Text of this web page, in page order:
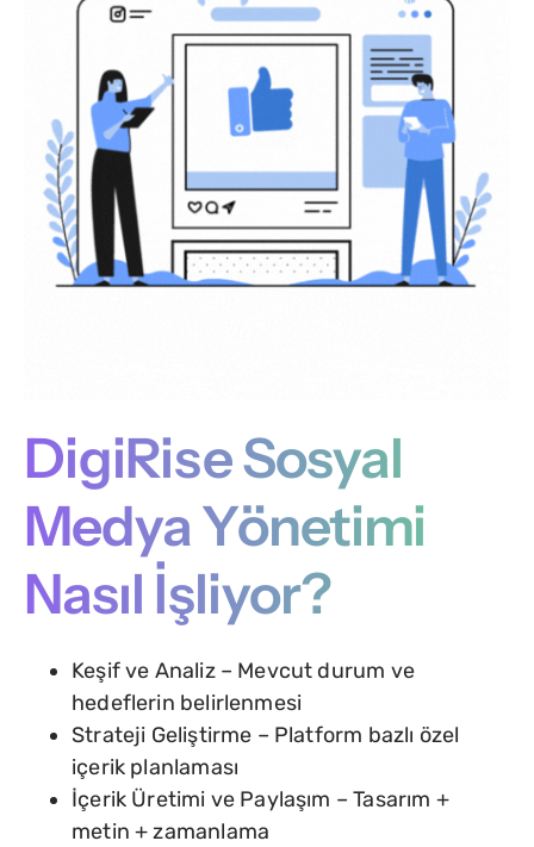
DigiRise Sosyal
Medya Yönetimi
Nasıl İşliyor?
Keşif ve Analiz – Mevcut durum ve
hedeflerin belirlenmesi
Strateji Geliştirme – Platform bazlı özel
içerik planlaması
İçerik Üretimi ve Paylaşım – Tasarım +
metin + zamanlama